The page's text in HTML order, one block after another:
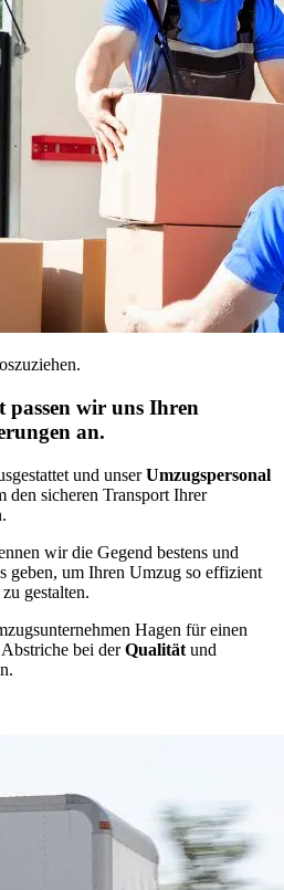
wir uns Ihren
an.
und unserUmzugspersonal
den sicheren Transport Ihrer
wir die Gegend bestens und
geben, um Ihren Umzug so effizient
gestalten.
Hagen für einen
bei derQualität und